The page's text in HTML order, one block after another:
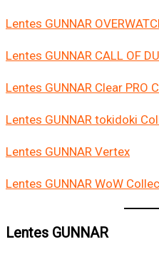
Lentes GUNNAR
Lentes GUNNAR CALL OF
Lentes GUNNAR Clear PRO
Lentes GUNNAR tokidoki
Lentes GUNNAR Vertex
Lentes GUNNAR WoW
Lentes GUNNAR